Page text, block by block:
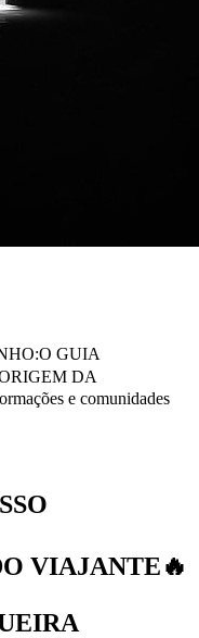
ㅤㅤO GUIA
ORIGEM DA
e comunidades
VIAJANTE🔥